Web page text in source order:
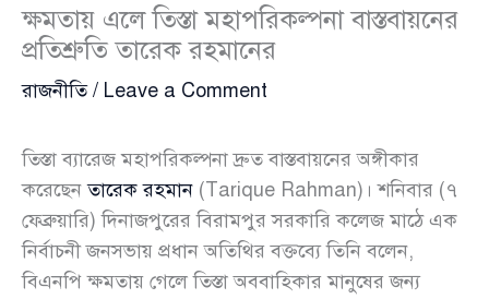
ক্ষমতায় এলে তিস্তা মহাপরিকল্পনা বাস্তবায়নের
প্রতিশ্রুতি তারেক রহমানের
রাজনীতি/ Leave a Comment
তিস্তা ব্যারেজ মহাপরিকল্পনা দ্রুত বাস্তবায়নের অঙ্গীকার
করেছেনতারেক রহমান (Tarique Rahman)। শনিবার (৭
ফেব্রুয়ারি) দিনাজপুরের বিরামপুর সরকারি কলেজ মাঠে এক
নির্বাচনী জনসভায় প্রধান অতিথির বক্তব্যে তিনি বলেন,
বিএনপি ক্ষমতায় গেলে তিস্তা অববাহিকার মানুষের জন্য